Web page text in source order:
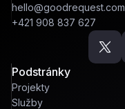
hello@goodrequest.com
+421 908 837 627
Podstránky
Projekty
Služby